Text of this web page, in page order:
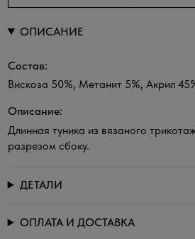
ОПИСАНИЕ
Состав:
Вискоза 50%, Метанит 5%, Акрил
Описание:
Длинная туника из вязаного
разрезом сбоку.
ДЕТАЛИ
ОПЛАТА И ДОСТАВКА